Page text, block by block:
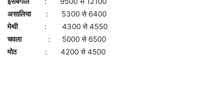
असालिया : 5300 से 6400
मेथी : 4300 से 4550
चवला : 5000 से 6500
मोठ
: 4200 से 4500